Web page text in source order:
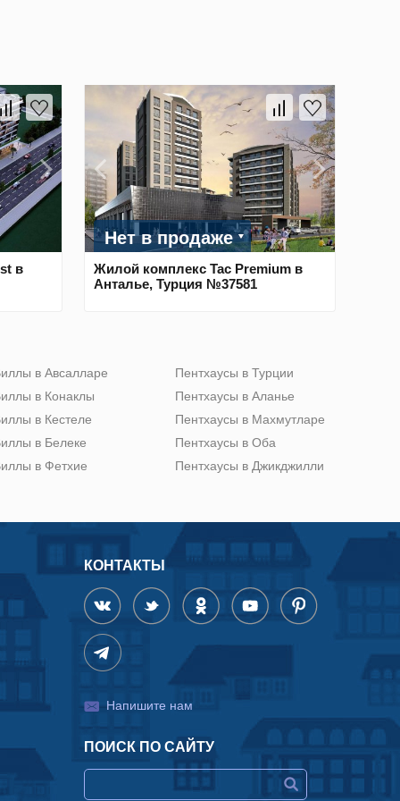
в
Нет в продаже
Жилой комплекс Tac Premium в
Анталье, Турция №37581
в Авсалларе
в Конаклы
в Кестеле
в Белеке
в Фетхие
Пентхаусы в Турции
Пентхаусы в Аланье
Пентхаусы в Махмутларе
Пентхаусы в Оба
Пентхаусы в Джикджилли
КОНТАКТЫ
Напишите нам
ПОИСК ПО САЙТУ